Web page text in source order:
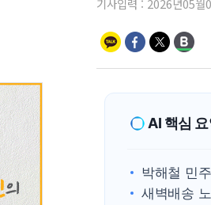
기사입력 : 2026년05월
AI 핵심
박해철 민
새벽배송